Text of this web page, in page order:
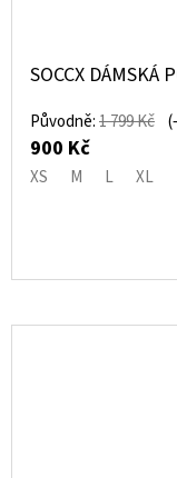
SOCCX DÁMSKÁ
Původně:1 799 Kč
900 Kč
XS M L XL